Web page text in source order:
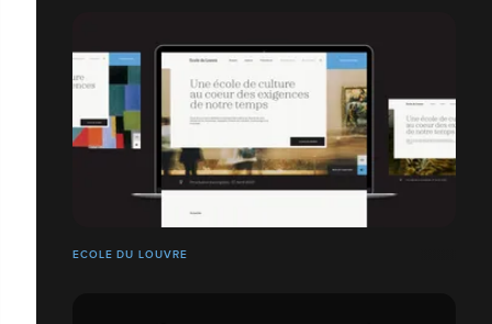
ECOLE DU LOUVRE